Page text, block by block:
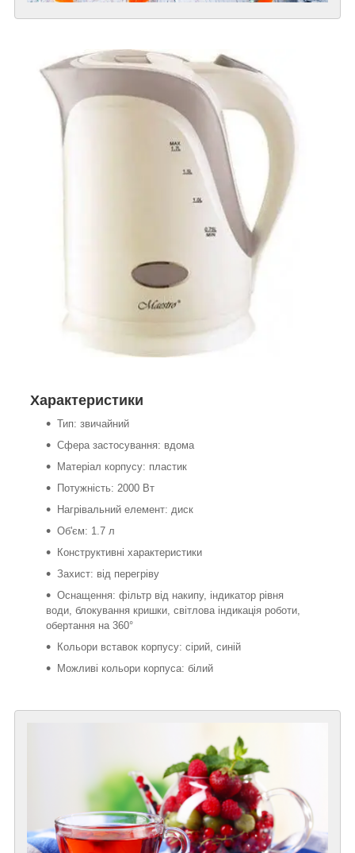
Характеристики
Тип: звичайний
Сфера застосування: вдома
Матеріал корпусу: пластик
Потужність: 2000 Вт
Нагрівальний елемент: диск
Об'єм: 1.7 л
Конструктивні характеристики
Захист: від перегріву
Оснащення: фільтр від накипу, індикатор рівня
води, блокування кришки, світлова індикація роботи,
обертання на 360°
Кольори вставок корпусу: сірий, синій
Можливі кольори корпуса: білий